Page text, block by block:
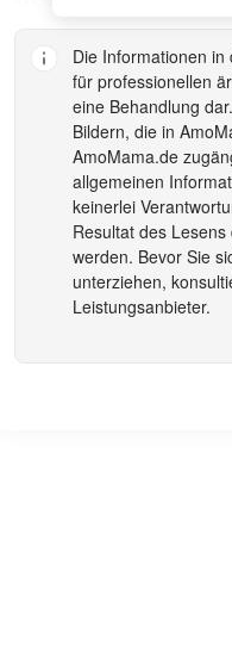
Die Informationen
für professionellen
eine Behandlung
Bildern, die in
AmoMama.de
allgemeinen
keinerlei
Resultat des
werden. Bevor Sie
unterziehen,
Leistungsanbieter.